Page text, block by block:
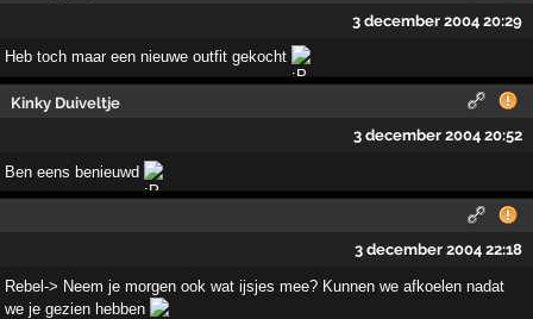
3 december 2004 20:29
Heb toch maar een nieuwe outfit gekocht
Kinky Duiveltje
3 december 2004 20:52
Ben eens benieuwd
3 december 2004 22:18
Rebel-> Neem je morgen ook wat ijsjes mee? Kunnen we afkoelen nadat
we je gezien hebben